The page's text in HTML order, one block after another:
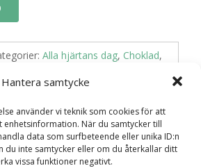
Hantera samtycke
använder vi teknik som cookies för att
enhetsinformation. När du samtycker till
data som surfbeteende eller unika ID:n
du inte samtycker eller om du återkallar ditt
vissa funktioner negativt.
Alla hjärtans dag, Choklad,
,Presenter till Pojkvän
,Vår